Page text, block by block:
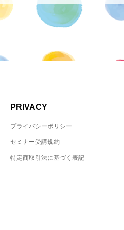
PRIVACY
プライバシーポリシー
セミナー受講規約
特定商取引法に基づく表記